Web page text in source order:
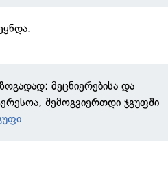
მეცნიერებისა და
შემოგვიერთდი ჯგუფში
.